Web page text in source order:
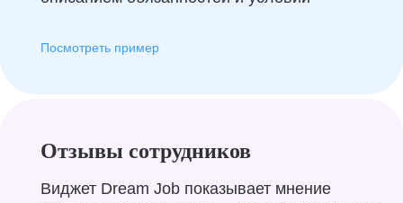
Посмотреть пример
Отзывы сотрудников
Виджет Dream Job показывает мнение